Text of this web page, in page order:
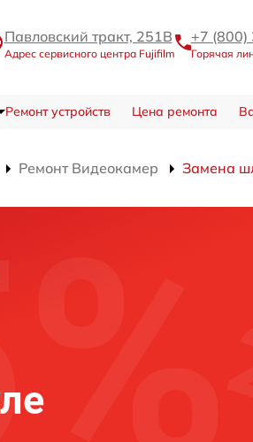
Павловский тракт, 251В
Адрес сервисного центра Fujifilm
+7
Горячая
Ремонт устройств Цена ремонта
Ремонт Видеокамер Замена